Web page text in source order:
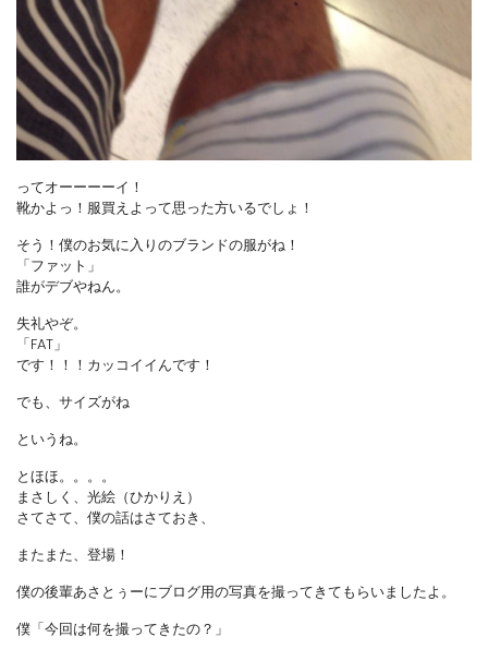
ってオーーーーイ！
靴かよっ！服買えよって思った方いるでしょ！
そう！僕のお気に入りのブランドの服がね！
「ファット」
誰がデブやねん。
失礼やぞ。
「FAT」
です！！！カッコイイんです！
でも、サイズがね
というね。
とほほ。。。。
まさしく、光絵（ひかりえ）
さてさて、僕の話はさておき、
またまた、登場！
僕の後輩あさとぅーにブログ用の写真を撮ってきてもらいましたよ。
僕「今回は何を撮ってきたの？」